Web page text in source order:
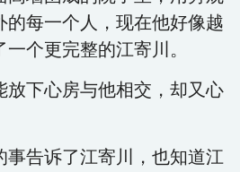
的每一个人，现在他好像越
个更完整的江寄川。
放下心房与他相交，却又心
事告诉了江寄川，也知道江